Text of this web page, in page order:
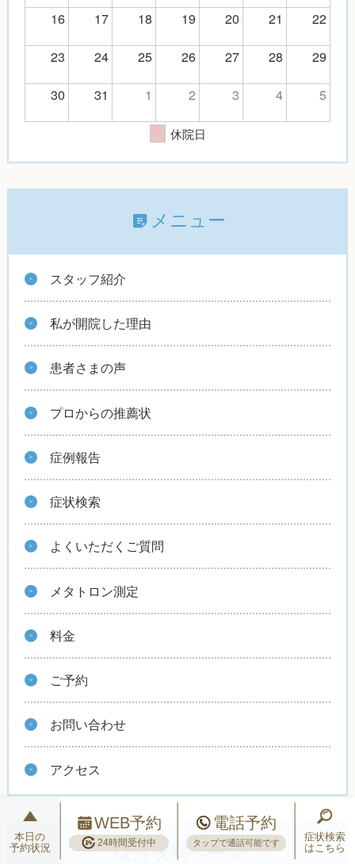
16
17 18 19 20 21
22
23
24 25 26 27 28
29
30
31 1 2 3 4 5
休院日
メニュー
スタッフ紹介
私が開院した理由
患者さまの声
プロからの推薦状
症例報告
症状検索
よくいただくご質問
メタトロン測定
料金
ご予約
お問い合わせ
アクセス
症状別ページ
本日の
予約状況
WEB予約
24時間受付中
電話予約
タップで通話可能です
症状検索
はこちら